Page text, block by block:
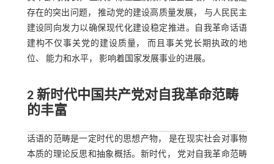
存在的突出问题， 推动党的建设高质量发展， 与人民民主
建设同向发力以确保现代化建设稳定推进。自我革命话语
建构不仅事关党的建设质量， 而且事关党长期执政的地
位、 能力和水平， 影响着国家发展事业的进展。
2 新时代中国共产党对自我革命范畴
的丰富
话语的范畴是一定时代的思想产物， 是在现实社会对事物
本质的理论反思和抽象概括。新时代， 党对自我革命范畴